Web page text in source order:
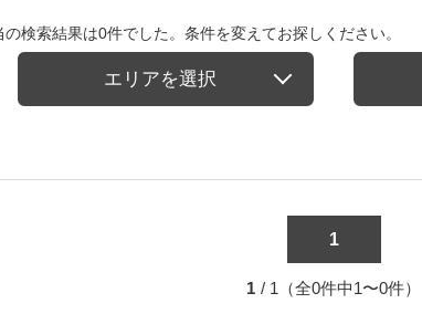
の検索結果は0件でした。条件を変えてお探しください。
エリアを選択
1
1 / 1（全0件中1〜0件）